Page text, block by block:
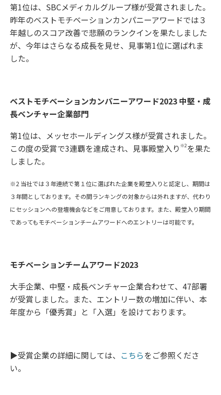
第1位は、SBCメディカルグループ様が受賞されました。
昨年のベストモチベーションカンパニーアワードでは３
年越しのスコア改善で悲願のランクインを果たしました
が、今年はさらなる成長を見せ、見事第1位に選ばれま
した。
ベストモチベーションカンパニーアワード2023 中堅・成
長ベンチャー企業部門
第1位は、メッセホールディングス様が受賞されました。
この度の受賞で3連覇を達成され、見事殿堂入り ※2を果た
しました。
※2 当社では３年連続で第１位に選ばれた企業を殿堂入りと認定し、期間は
３年間としております。その間ランキングの対象からは外れますが、代わり
にセッションへの登壇機会などをご用意しております。また、殿堂入り期間
であってもモチベーションチームアワードへのエントリーは可能です。
モチベーションチームアワード2023
大手企業、中堅・成長ベンチャー企業合わせて、47部署
が受賞しました。また、エントリー数の増加に伴い、本
年度から「優秀賞」と「入選」を設けております。
▶受賞企業の詳細に関しては、 こちらをご参照くださ
い。